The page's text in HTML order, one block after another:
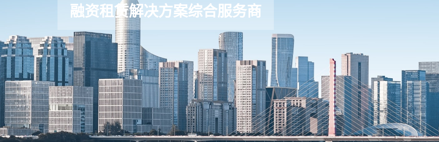
融资租赁解决方案综合服务商